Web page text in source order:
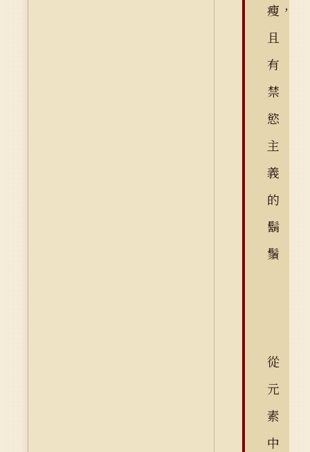
瘦，
且
有
禁
慾
主
義
的
鬍
鬚
從
元
素
中